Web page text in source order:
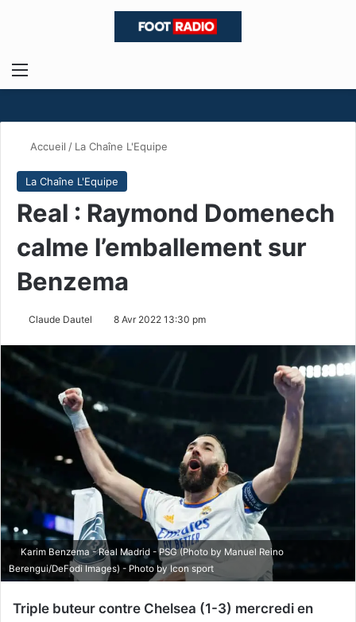
Menu
Accueil / La Chaîne L'Equipe
La Chaîne L'Equipe
Real : Raymond Domenech
calme l’emballement sur
Benzema
Claude Dautel 8 Avr 2022 13:30 pm
Karim Benzema - Real Madrid - PSG (Photo by Manuel Reino
Berengui/DeFodi Images) - Photo by Icon sport
Triple buteur contre Chelsea (1-3) mercredi en